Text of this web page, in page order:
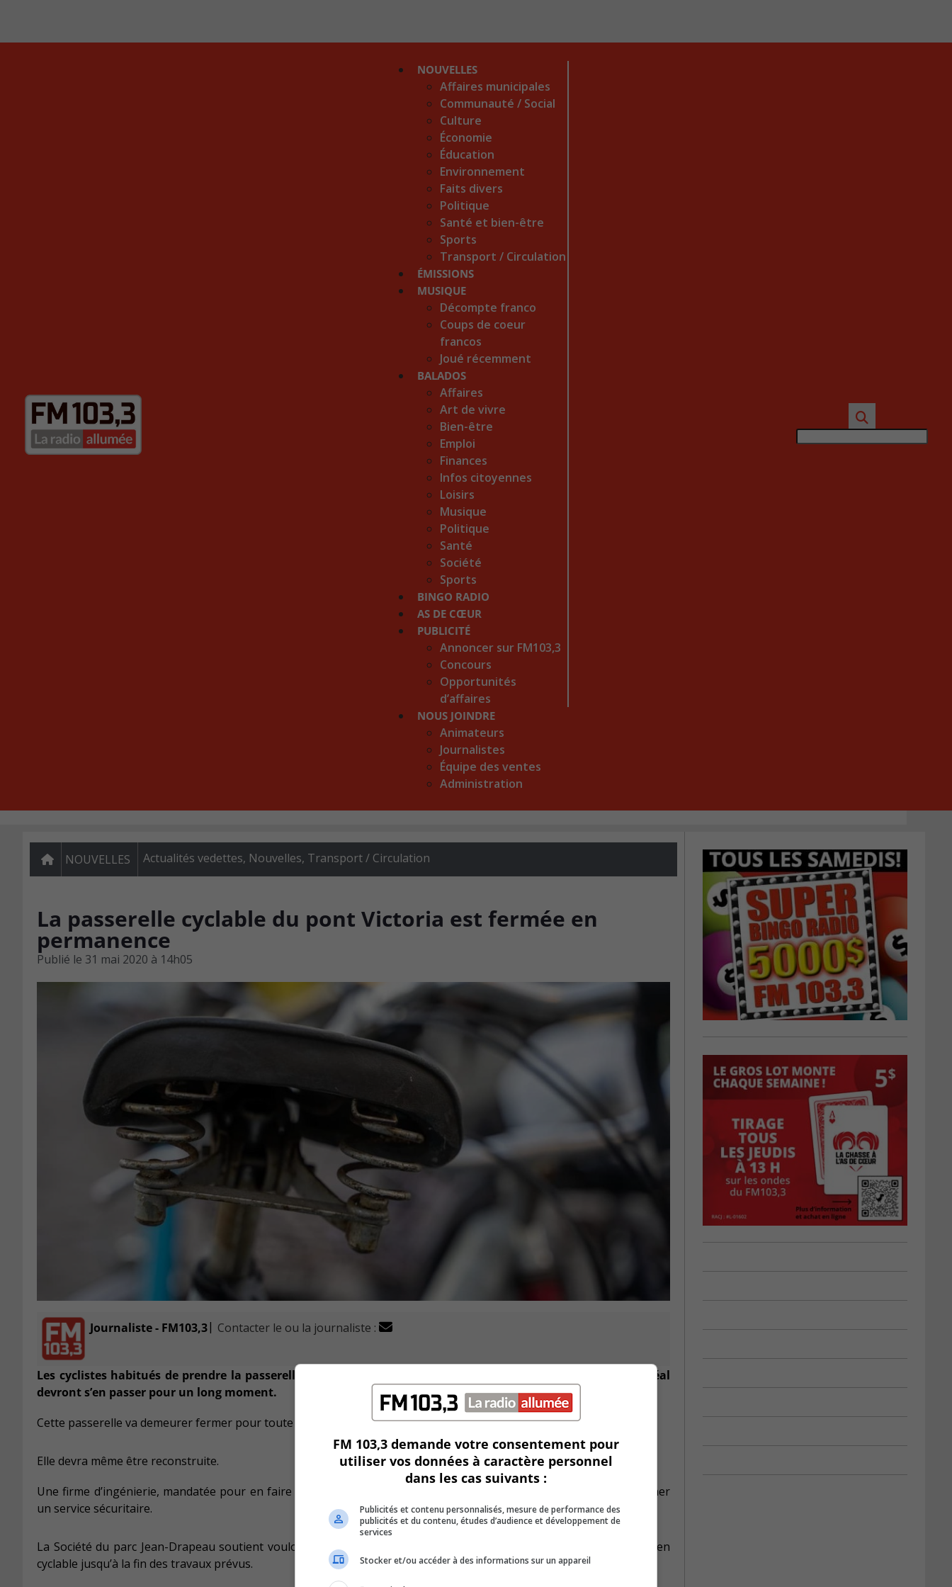
NOUVELLES
Affaires municipales
Communauté / Social
Culture
Économie
Éducation
Environnement
Faits divers
Politique
Santé et bien-être
Sports
Transport / Circulation
ÉMISSIONS
MUSIQUE
Décompte franco
Coups de coeur
francos
Joué récemment
BALADOS
Affaires
Art de vivre
Bien-être
Emploi
Finances
Infos citoyennes
Loisirs
Musique
Politique
Santé
Société
Sports
BINGO RADIO
AS DE CŒUR
PUBLICITÉ
Annoncer sur FM103,3
Concours
Opportunités
d’affaires
NOUS JOINDRE
Animateurs
Journalistes
Équipe des ventes
Administration
NOUVELLES Actualités vedettes, Nouvelles, Transport / Circulation
La passerelle cyclable du pont Victoria est fermée en
permanence
Publié le 31 mai 2020 à 14h05
Journaliste - FM103,3| Contacter le ou la journaliste :
Les cyclistes habitués de prendre la passerelle du pont Victoria pour voyager entre Saint-Lambert et Montréal
devront s’en passer pour un long moment.
Cette passerelle va demeurer fermer pour toute la saison pour des raisons de sécurité.
Elle devra même être reconstruite.
Une firme d’ingénierie, mandatée pour en faire l’évaluation, indique qu’elle n’a plus la capacité portante pour donner
un service sécuritaire.
La Société du parc Jean-Drapeau soutient vouloir tout de même trouver une solution temporaire pour offrir un lien
cyclable jusqu’à la fin des travaux prévus.
FM 103,3 demande votre consentement pour
utiliser vos données à caractère personnel
dans les cas suivants :
Publicités et contenu personnalisés, mesure de performance des
publicités et du contenu, études d’audience et développement de
services
Stocker et/ou accéder à des informations sur un appareil